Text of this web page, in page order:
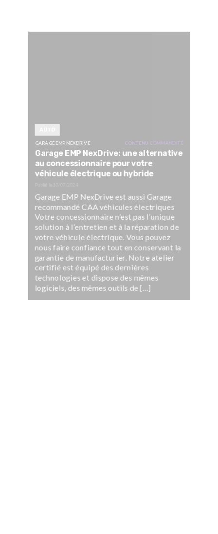
GARAGE EMP NEXDRIVE CONTENU COMMANDITÉ
Garage EMP NexDrive: une alternative
au concessionnaire pour votre
véhicule électrique ou hybride
Garage EMP NexDrive est aussi Garage
recommandé CAA véhicules électriques
Votre concessionnaire n’est pas l’unique
solution à l’entretien et à la réparation de
votre véhicule électrique. Vous pouvez
nous faire confiance tout en conservant la
garantie de manufacturier. Notre atelier
certifié est équipé des dernières
technologies et dispose des mêmes
logiciels, des mêmes outils de […]